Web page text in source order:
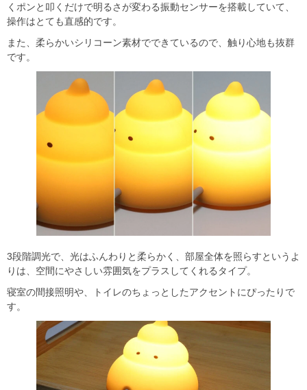
くポンと叩くだけで明るさが変わる振動センサーを搭載していて、
操作はとても直感的です。
また、柔らかいシリコーン素材でできているので、触り心地も抜群
です。
3段階調光で、光はふんわりと柔らかく、部屋全体を照らすというよ
りは、空間にやさしい雰囲気をプラスしてくれるタイプ。
寝室の間接照明や、トイレのちょっとしたアクセントにぴったりで
す。